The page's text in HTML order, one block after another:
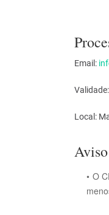
Email:
Local:
Aviso
O